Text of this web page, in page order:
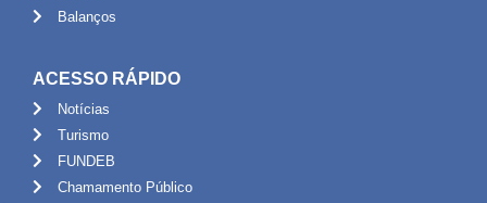
Balanços
ACESSO RÁPIDO
Notícias
Turismo
FUNDEB
Chamamento Público